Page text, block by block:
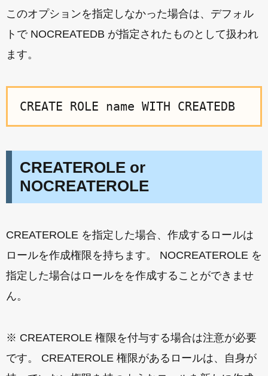
このオプションを指定しなかった場合は、デフォル
トで NOCREATEDB が指定されたものとして扱われ
ます。
CREATE ROLE name WITH CREATEDB
CREATEROLE or
NOCREATEROLE
CREATEROLE を指定した場合、作成するロールは
ロールを作成権限を持ちます。 NOCREATEROLE を
指定した場合はロールをを作成することができませ
ん。
※ CREATEROLE 権限を付与する場合は注意が必要
です。 CREATEROLE 権限があるロールは、自身が